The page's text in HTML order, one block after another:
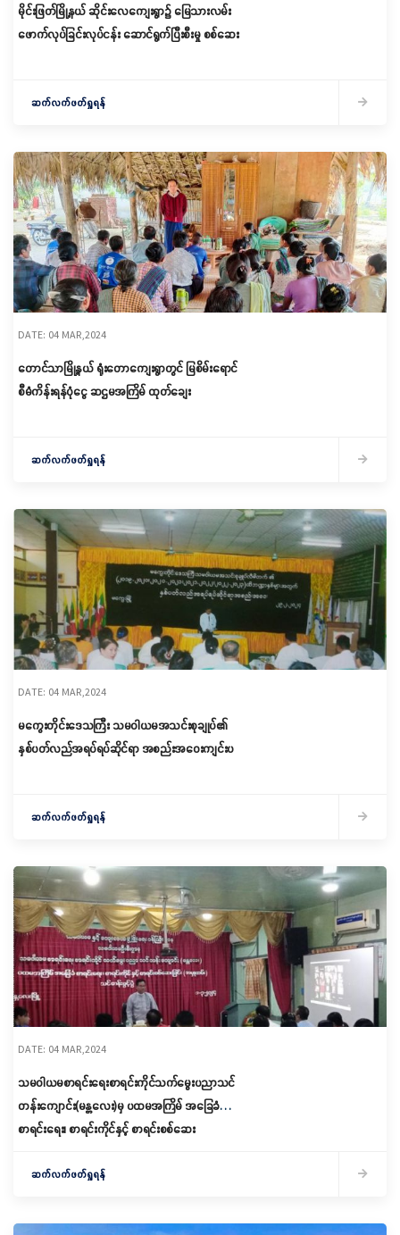
မိုင်းဖြတ်မြို့နယ် ဆိုင်းလေကျေးရွာ၌ မြေသားလမ်း
ဖောက်လုပ်ခြင်းလုပ်ငန်း ဆောင်ရွက်ပြီးစီးမှု စစ်ဆေး
ဆက်လက်ဖတ်ရှုရန်
DATE: 04 MAR,2024
တောင်သာမြို့နယ် ရုံးတောကျေးရွာတွင် မြစိမ်းရောင်
စီမံကိန်းရန်ပုံငွေ ဆဌမအကြိမ် ထုတ်ချေး
ဆက်လက်ဖတ်ရှုရန်
DATE: 04 MAR,2024
မကွေးတိုင်းဒေသကြီး သမဝါယမအသင်းစုချုပ်၏
နှစ်ပတ်လည်အရပ်ရပ်ဆိုင်ရာ အစည်းအဝေးကျင်းပ
ဆက်လက်ဖတ်ရှုရန်
DATE: 04 MAR,2024
သမဝါယမစာရင်းရေးစာရင်းကိုင်သက်မွေးပညာသင်
တန်းကျောင်း(မန္တလေး)မှ ပထမအကြိမ် အခြေခံ
စာရင်းရေး၊ စာရင်းကိုင်နှင့် စာရင်းစစ်ဆေး
ဆက်လက်ဖတ်ရှုရန်